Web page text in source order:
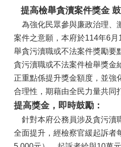
提高檢舉貪瀆案件獎金
為強化民眾參與廉政治理、
案件之意願，本府於114年6
舉貪污瀆職或不法案件獎勵要
貪污瀆職或不法案件檢舉獎金
正重點係提升獎金額度，並強
合理性，期藉由全民力量共同
提高獎金，即時鼓勵：
針對本府公務員涉及貪污瀆
全面提升，經檢察官緩起訴者